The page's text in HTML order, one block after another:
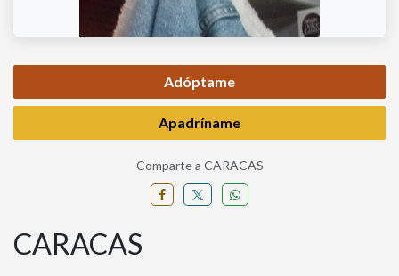
Adóptame
Apadríname
Comparte a CARACAS
CARACAS